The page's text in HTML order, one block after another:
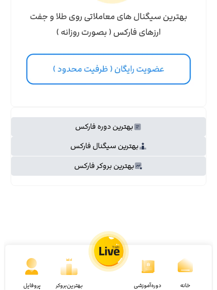
بهترین دوره فارکس
بهترین سیگنال فارکس
بهترین بروکر فارکس
خانه دوره‌آموزشی بهترین‌بروکر پروفایل